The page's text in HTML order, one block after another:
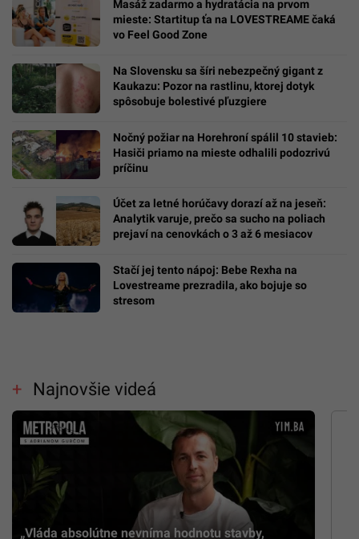
Masáž zadarmo a hydratácia na prvom
mieste: Startitup ťa na LOVESTREAME čaká
vo Feel Good Zone
Na Slovensku sa šíri nebezpečný gigant z
Kaukazu: Pozor na rastlinu, ktorej dotyk
spôsobuje bolestivé pľuzgiere
Nočný požiar na Horehroní spálil 10 stavieb:
Hasiči priamo na mieste odhalili podozrivú
príčinu
Účet za letné horúčavy dorazí až na jeseň:
Analytik varuje, prečo sa sucho na poliach
prejaví na cenovkách o 3 až 6 mesiacov
Stačí jej tento nápoj: Bebe Rexha na
Lovestreame prezradila, ako bojuje so
stresom
Najnovšie videá
„Vláda absolútne nevníma hodnotu stavby,